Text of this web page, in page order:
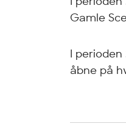
Gamle
I
åbne på